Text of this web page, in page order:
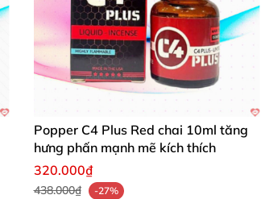
Popper C4 Plus Red chai 10ml tăng
hưng phấn mạnh mẽ kích thích
320.000₫
438.000₫
-27%